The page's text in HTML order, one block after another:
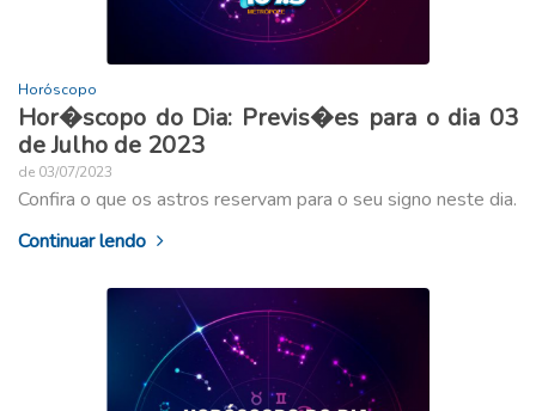
Horóscopo
Hor�scopo do Dia: Previs�es para o dia 03
de Julho de 2023
de 03/07/2023
Confira o que os astros reservam para o seu signo neste dia.
Continuar lendo